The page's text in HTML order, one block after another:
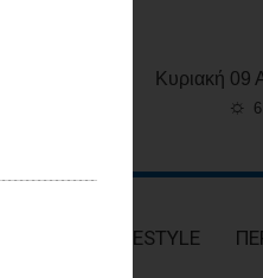
Κυριακή 09
☼
LIFESTYLE